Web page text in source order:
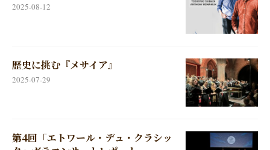
2025-08-12
歴史に挑む『メサイア』
2025-07-29
第4回「エトワール・デュ・クラシッ